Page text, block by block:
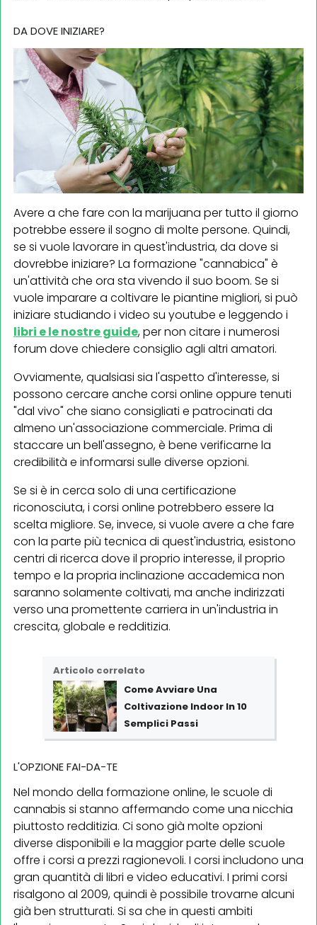
DA DOVE INIZIARE?
Avere a che fare con la marijuana per tutto il giorno
potrebbe essere il sogno di molte persone. Quindi,
se si vuole lavorare in quest'industria, da dove si
dovrebbe iniziare? La formazione "cannabica" è
un'attività che ora sta vivendo il suo boom. Se si
vuole imparare a coltivare le piantine migliori, si può
iniziare studiando i video su youtube e leggendo i
libri e le nostre guide, per non citare i numerosi
forum dove chiedere consiglio agli altri amatori.
Ovviamente, qualsiasi sia l'aspetto d'interesse, si
possono cercare anche corsi online oppure tenuti
"dal vivo" che siano consigliati e patrocinati da
almeno un'associazione commerciale. Prima di
staccare un bell'assegno, è bene verificarne la
credibilità e informarsi sulle diverse opzioni.
Se si è in cerca solo di una certificazione
riconosciuta, i corsi online potrebbero essere la
scelta migliore. Se, invece, si vuole avere a che fare
con la parte più tecnica di quest'industria, esistono
centri di ricerca dove il proprio interesse, il proprio
tempo e la propria inclinazione accademica non
saranno solamente coltivati, ma anche indirizzati
verso una promettente carriera in un'industria in
crescita, globale e redditizia.
Articolo correlato
Come Avviare Una
Coltivazione Indoor In 10
Semplici Passi
L'OPZIONE FAI-DA-TE
Nel mondo della formazione online, le scuole di
cannabis si stanno affermando come una nicchia
piuttosto redditizia. Ci sono già molte opzioni
diverse disponibili e la maggior parte delle scuole
offre i corsi a prezzi ragionevoli. I corsi includono una
gran quantità di libri e video educativi. I primi corsi
risalgono al 2009, quindi è possibile trovarne alcuni
già ben strutturati. Si sa che in questi ambiti